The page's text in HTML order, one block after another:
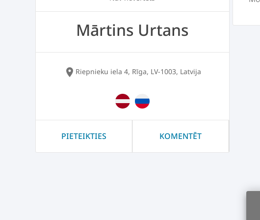
Mārtins Urtans
location_on Riepnieku iela 4, Rīga, LV-1003, Latvija
PIETEIKTIES KOMENTĒT